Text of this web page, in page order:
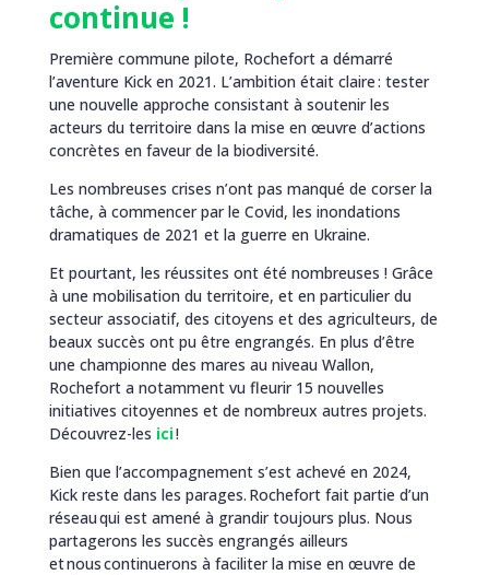
continue !
Première commune pilote, Rochefort a démarré
l’aventure Kick en 2021. L’ambition était claire : tester
une nouvelle approche consistant à soutenir les
acteurs du territoire dans la mise en œuvre d’actions
concrètes en faveur de la biodiversité.
Les nombreuses crises n’ont pas manqué de corser la
tâche, à commencer par le Covid, les inondations
dramatiques de 2021 et la guerre en Ukraine.
Et pourtant, les réussites ont été nombreuses ! Grâce
à une mobilisation du territoire, et en particulier du
secteur associatif, des citoyens et des agriculteurs, de
beaux succès ont pu être engrangés. En plus d’être
une championne des mares au niveau Wallon,
Rochefort a notamment vu fleurir 15 nouvelles
initiatives citoyennes et de nombreux autres projets.
Découvrez-les ici!
Bien que l’accompagnement s’est achevé en 2024,
Kick reste dans les parages. Rochefort fait partie d’un
réseau qui est amené à grandir toujours plus. Nous
partagerons les succès engrangés ailleurs
et nous continuerons à faciliter la mise en œuvre de